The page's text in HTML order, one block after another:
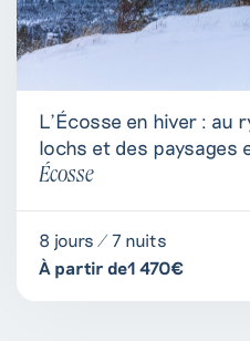
L’Écosse en hiver : au
lochs et des paysages
Écosse
8 jours / 7 nuits
À partir de1 470€